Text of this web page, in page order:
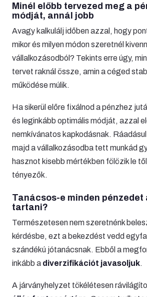
Minél előbb tervezed meg a
módját, annál jobb
Avagy kalkulálj időben azzal, hogy
mikor és milyen módon szeretnél
vállalkozásodból? Tekints erre úgy,
tervet raknál össze, amin a céged
működése múlik.
Ha sikerül előre fixálnod a pénzhez
és leginkább optimális módját, azzal
nemkívánatos kapkodásnak.
majd a vállalkozásodba tett munkád
hasznot kisebb mértékben fölözik le
tényezők.
Tanácsos-e minden pénzedet
tartani?
Természetesen nem szeretnénk
kérdésbe, ezt a bekezdést vedd
szándékú jótanácsnak. Ebből a
inkább a diverzifikációt javasoljuk.
A járványhelyzet tökélétesen